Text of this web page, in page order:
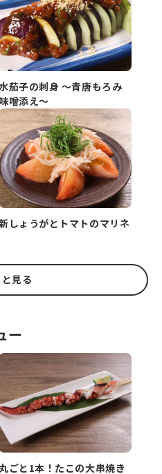
茄子の刺身 ～青唐もろみ
味噌添え～
しょうがとトマトのマリネ
見る
ー
丸ごと1本！たこの大串焼き